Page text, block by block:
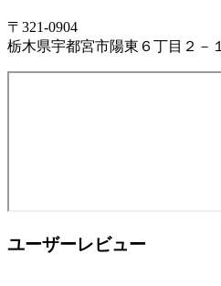
〒321-0904
栃木県宇都宮市陽東６丁目２－１
ユーザーレビュー